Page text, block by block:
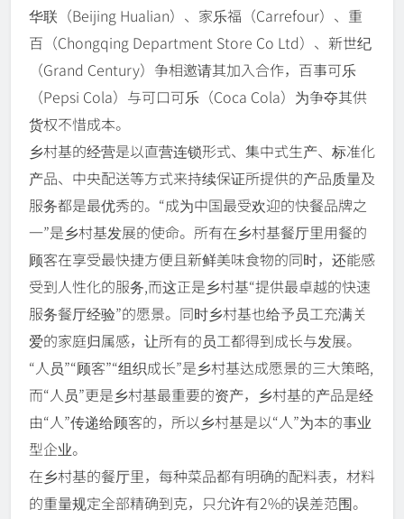
华联（Beijing Hualian）、家乐福（Carrefour）、重
百（Chongqing Department Store Co Ltd）、新世纪
（Grand Century）争相邀请其加入合作，百事可乐
（Pepsi Cola）与可口可乐（Coca Cola）为争夺其供
货权不惜成本。
乡村基的经营是以直营连锁形式、集中式生产、标准化
产品、中央配送等方式来持续保证所提供的产品质量及
服务都是最优秀的。“成为中国最受欢迎的快餐品牌之
一”是乡村基发展的使命。所有在乡村基餐厅里用餐的
顾客在享受最快捷方便且新鲜美味食物的同时，还能感
受到人性化的服务,而这正是乡村基“提供最卓越的快速
服务餐厅经验”的愿景。同时乡村基也给予员工充满关
爱的家庭归属感，让所有的员工都得到成长与发展。
“人员”“顾客”“组织成长”是乡村基达成愿景的三大策略,
而“人员”更是乡村基最重要的资产，乡村基的产品是经
由“人”传递给顾客的，所以乡村基是以“人”为本的事业
型企业。
在乡村基的餐厅里，每种菜品都有明确的配料表，材料
的重量规定全部精确到克，只允许有2%的误差范围。